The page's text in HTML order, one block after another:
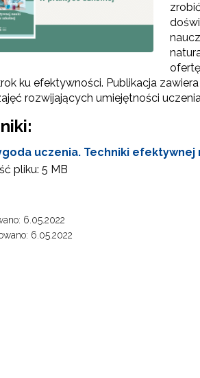
Archiwum"
ku efektywności. Publikacja
rozwijających umiejętności
uczenia. Techniki
pliku: 5 MB
6.05.2022
6.05.2022